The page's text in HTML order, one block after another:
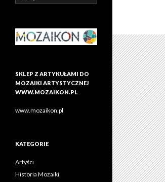
SKLEP Z ARTYKUŁAMI DO
MOZAIKI ARTYSTYCZNEJ
WWW.MOZAIKON.PL
www.mozaikon.pl
KATEGORIE
Artyści
Historia Mozaiki